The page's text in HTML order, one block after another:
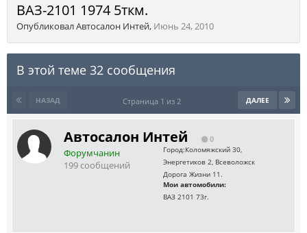
ВАЗ-2101 1974 5ткм.
ОпубликовалАвтосалон Интей, Июнь 24, 2010
В этой теме 32 сообщения
НАЗАД ДАЛЕЕ
Страница 1 из 2
Автосалон Интей 0
Форумчанин
199 сообщений
Город:Коломяжский 30,
Энергетиков 2, Всеволожск
Дорога Жизни 11.
Мои автомобили:
ВАЗ 2101 73г.